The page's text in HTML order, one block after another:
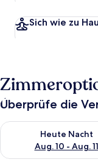
Sich wie zu
Überprüfe die
Heute Nacht
Aug. 10 - Aug. 11
Überprüfe die